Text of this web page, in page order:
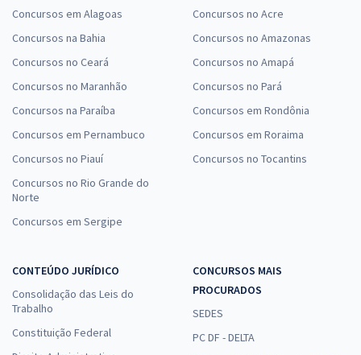
Concursos em Alagoas
Concursos na Bahia
Concursos no Ceará
Concursos no Maranhão
Concursos na Paraíba
Concursos em Pernambuco
Concursos no Piauí
Concursos no Rio Grande do
Norte
Concursos em Sergipe
Concursos no Acre
Concursos no Amazonas
Concursos no Amapá
Concursos no Pará
Concursos em Rondônia
Concursos em Roraima
Concursos no Tocantins
CONTEÚDO JURÍDICO
Consolidação das Leis do
Trabalho
Constituição Federal
CONCURSOS MAIS
PROCURADOS
SEDES
PC DF - DELTA